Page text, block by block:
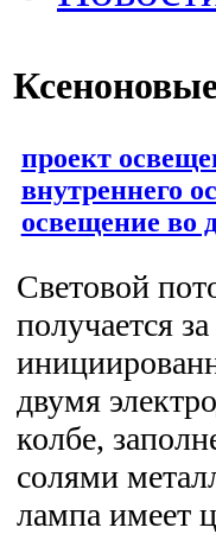
проект
внутреннего
освещение во
Световой
получается
двумя
колбе,
солями
лампа имеет